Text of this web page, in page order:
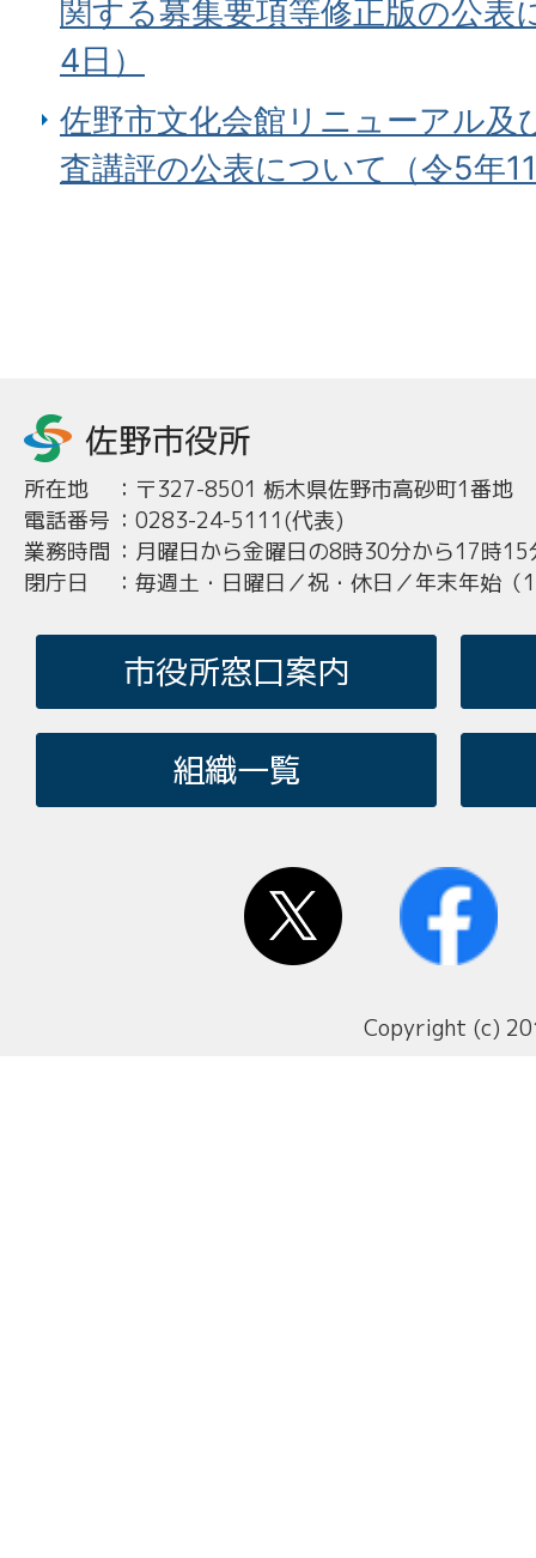
関する募集要項等修正版の公表
4日）
佐野市文化会館リニューアル及
査講評の公表について（令5年
所在地 ： 〒327-8501 栃木県佐野市高砂町1番地
電話番号 ： 0283-24-5111(代表)
業務時間 ： 月曜日から金曜日の8時30分から17時15
閉庁日
： 毎週土・日曜日／祝・休日／年末年始
市役所窓口案内
組織一覧
Copyright (c)